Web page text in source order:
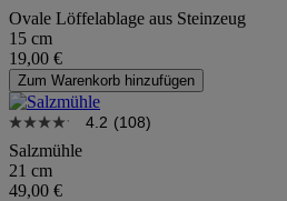
Ovale Löffelablage aus Steinzeug
15 cm
19,00 €
Zum Warenkorb hinzufügen
4.2 (108)
Salzmühle
21 cm
49,00 €